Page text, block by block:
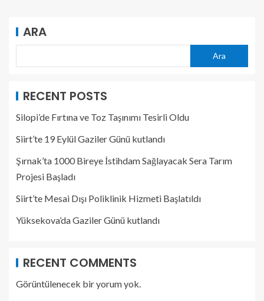
ARA
Ara
RECENT POSTS
Silopi’de Fırtına ve Toz Taşınımı Tesirli Oldu
Siirt’te 19 Eylül Gaziler Günü kutlandı
Şırnak’ta 1000 Bireye İstihdam Sağlayacak Sera Tarım
Projesi Başladı
Siirt’te Mesai Dışı Poliklinik Hizmeti Başlatıldı
Yüksekova’da Gaziler Günü kutlandı
RECENT COMMENTS
Görüntülenecek bir yorum yok.